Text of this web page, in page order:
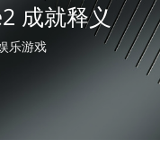
成就释义
乐游戏